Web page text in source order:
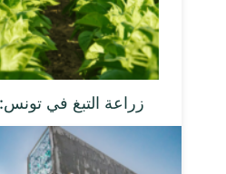
زراعة التبغ في